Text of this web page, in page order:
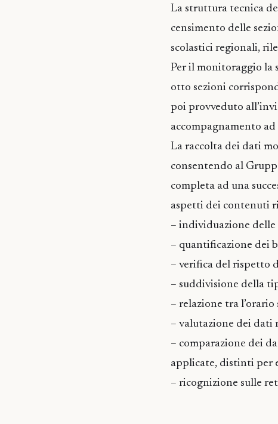
La struttura tecnica
censimento delle
scolastici regionali,
Per il monitoraggio la
otto sezioni
poi provveduto
accompagnamento
La raccolta dei dati
consentendo al
completa ad una
aspetti dei contenuti
– individuazione
– quantificazione dei
– verifica del rispetto
– suddivisione della
– relazione tra
– valutazione dei dati
– comparazione dei
applicate, distinti per
– ricognizione sulle